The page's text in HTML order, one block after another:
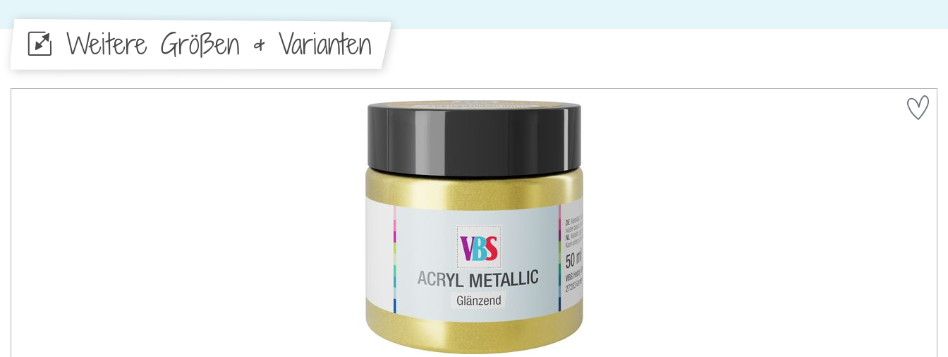
Weitere Größen & Varianten